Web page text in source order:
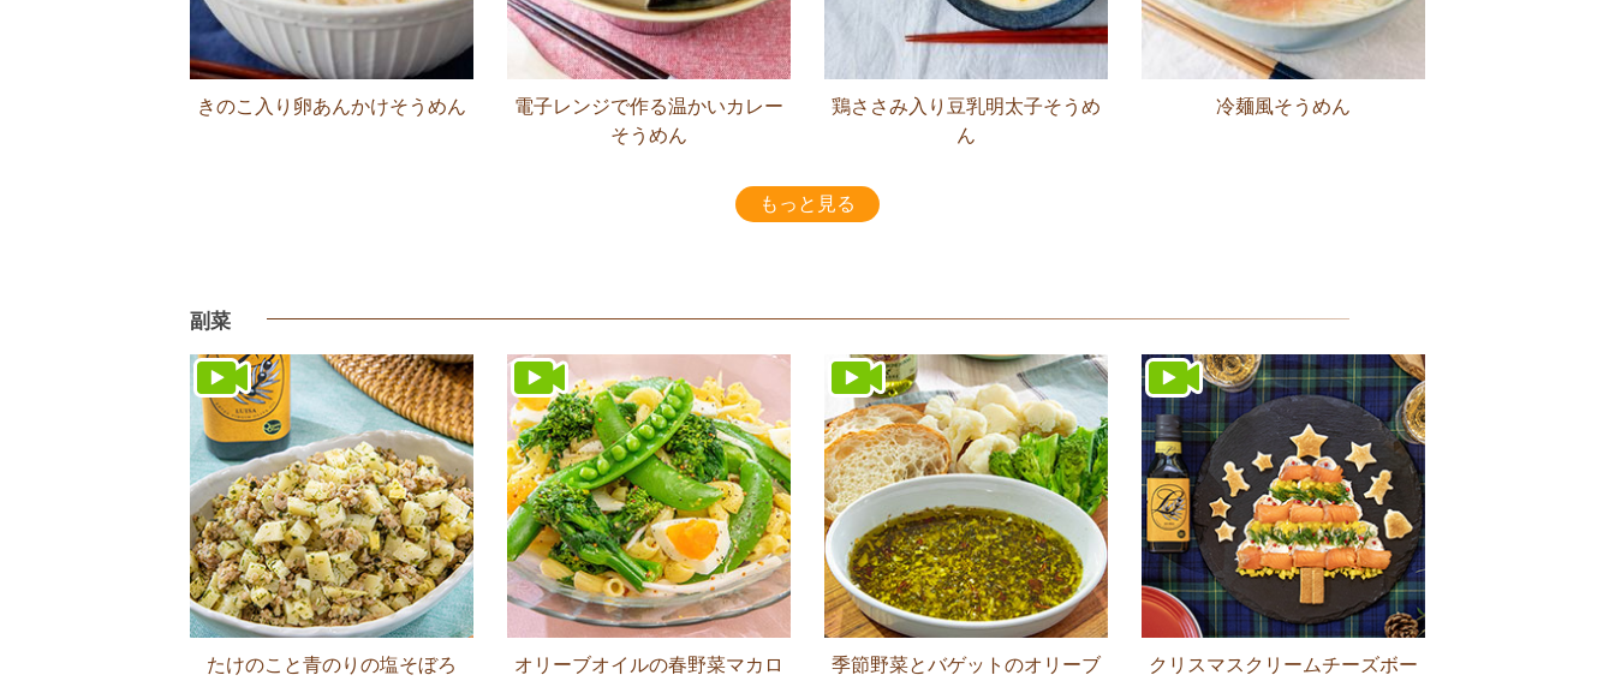
きのこ入り卵あんかけそうめん
電子レンジで作る温かいカレー
そうめん
鶏ささみ入り豆乳明太子そうめ
ん
冷麺風そうめん
もっと見る
副菜
たけのこと青のりの塩そぼろ オリーブオイルの春野菜マカロ 季節野菜とバゲットのオリーブ クリスマスクリームチーズボー